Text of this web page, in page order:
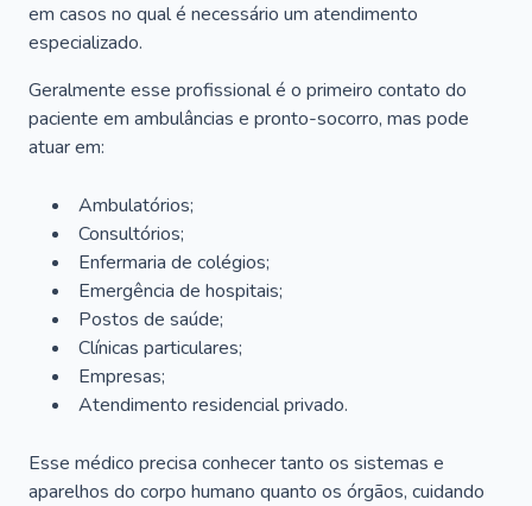
em casos no qual é necessário um atendimento
especializado.
Geralmente esse profissional é o primeiro contato do
paciente em ambulâncias e pronto-socorro, mas pode
atuar em:
Ambulatórios;
Consultórios;
Enfermaria de colégios;
Emergência de hospitais;
Postos de saúde;
Clínicas particulares;
Empresas;
Atendimento residencial privado.
Esse médico precisa conhecer tanto os sistemas e
aparelhos do corpo humano quanto os órgãos, cuidando